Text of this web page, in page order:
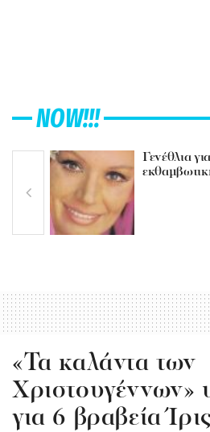
NOW!!!
Γενέθλια
«Τα καλάντα των
Χριστουγέννων»
για 6 βραβεία